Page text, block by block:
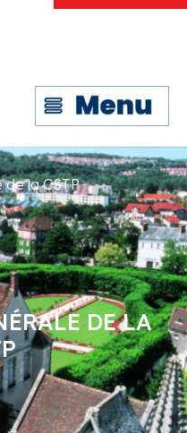
la CSTP
DE LA